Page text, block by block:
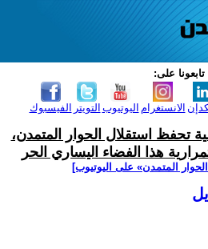
تابعونا على:
الفيسبوك التويتر اليوتيوب الانستغرام
تحفظ استقلال الحوار المتمدن،
هذا الفضاء اليساري الحر
المتمدن» على اليوتيوب]